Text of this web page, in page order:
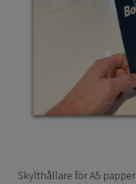
Skylthållare för A5 papper